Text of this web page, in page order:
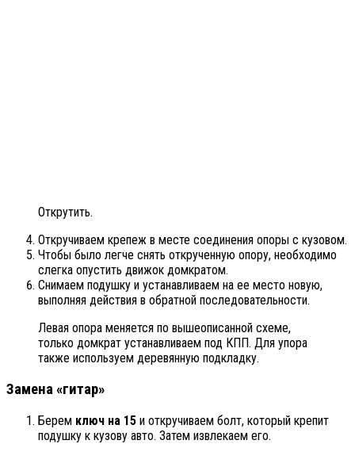
Открутить.
Откручиваем крепеж в месте соединения опоры с кузовом.
Чтобы было легче снять открученную опору, необходимо
слегка опустить движок домкратом.
Снимаем подушку и устанавливаем на ее место новую,
выполняя действия в обратной последовательности.
Левая опора меняется по вышеописанной схеме,
только домкрат устанавливаем под КПП. Для упора
также используем деревянную подкладку.
Замена «гитар»
Берем ключ на 15 и откручиваем болт, который крепит
подушку к кузову авто. Затем извлекаем его.